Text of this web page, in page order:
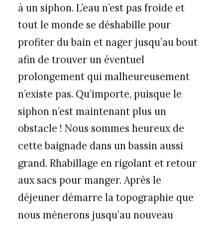
à un siphon. L’eau n’est pas froide et
tout le monde se déshabille pour
profiter du bain et nager jusqu’au bout
afin de trouver un éventuel
prolongement qui malheureusement
n’existe pas. Qu’importe, puisque le
siphon n’est maintenant plus un
obstacle ! Nous sommes heureux de
cette baignade dans un bassin aussi
grand. Rhabillage en rigolant et retour
aux sacs pour manger. Après le
déjeuner démarre la topographie que
nous mènerons jusqu’au nouveau